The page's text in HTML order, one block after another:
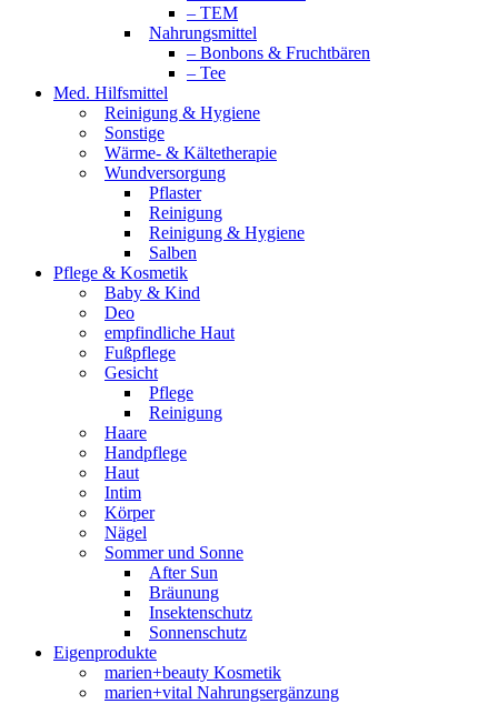
– TEM
Nahrungsmittel
– Bonbons & Fruchtbären
– Tee
Med. Hilfsmittel
Reinigung & Hygiene
Sonstige
Wärme- & Kältetherapie
Wundversorgung
Pflaster
Reinigung
Reinigung & Hygiene
Salben
Pflege & Kosmetik
Baby & Kind
Deo
empfindliche Haut
Fußpflege
Gesicht
Pflege
Reinigung
Haare
Handpflege
Haut
Intim
Körper
Nägel
Sommer und Sonne
After Sun
Bräunung
Insektenschutz
Sonnenschutz
Eigenprodukte
marien+beauty Kosmetik
marien+vital Nahrungsergänzung